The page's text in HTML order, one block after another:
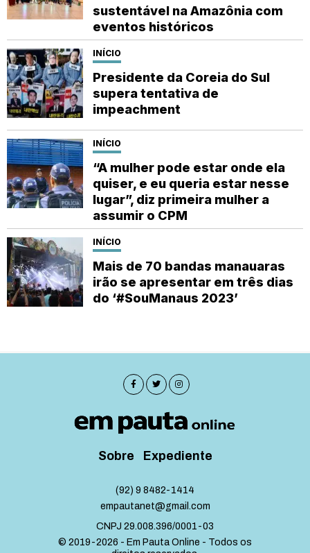
sustentável na Amazônia com
eventos históricos
INÍCIO
Presidente da Coreia do Sul
supera tentativa de
impeachment
INÍCIO
“A mulher pode estar onde ela
quiser, e eu queria estar nesse
lugar”, diz primeira mulher a
assumir o CPM
INÍCIO
Mais de 70 bandas manauaras
irão se apresentar em três dias
do ‘#SouManaus 2023’
Sobre Expediente
(92) 9 8482-1414
empautanet@gmail.com
CNPJ 29.008.396/0001-03
© 2019-2026 - Em Pauta Online - Todos os